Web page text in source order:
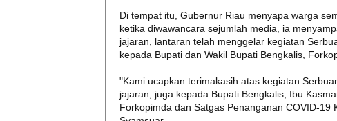
Di tempat itu, Gubernur Riau menyapa warga
ketika diwawancara sejumlah media, ia
jajaran, lantaran telah menggelar kegiatan
kepada Bupati dan Wakil Bupati Bengkalis,
"Kami ucapkan terimakasih atas kegiatan
jajaran, juga kepada Bupati Bengkalis, Ibu
Forkopimda dan Satgas Penanganan COVID-19